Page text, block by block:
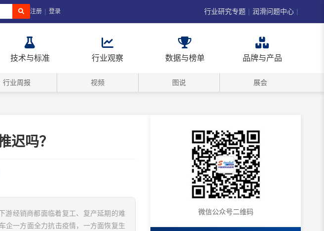
注册 | 登录 行业研究专题 | 润滑问题中心 |
技术与标准 行业观察 数据与榜单 品牌与产品
行业周报 视频 图说 展会
迟吗？
游经销商都面临着复工、复产延期的难
企一方面全力抗击疫情，一方面恢复生
微信公众号二维码